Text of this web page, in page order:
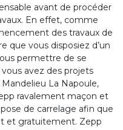
avant de procéder
En effet, comme
des travaux de
que vous disposiez d’un
permettre de se
avez des projets
La Napoule,
ravalement maçon et
de carrelage afin que
et gratuitement. Zepp